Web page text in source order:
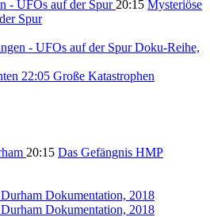
20:15 Mysteriöse
Spur
- UFOs auf der Spur Doku-Reihe,
22:05 Große Katastrophen
20:15 Das Gefängnis HMP
Dokumentation, 2018
Dokumentation, 2018